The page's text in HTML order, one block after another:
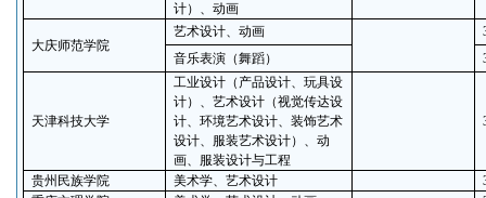
计）、动画
大庆师范学院
艺术设计、动画
音乐表演（舞蹈）
天津科技大学
工业设计（产品设计、玩具设
计）、艺术设计（视觉传达设
计、环境艺术设计、装饰艺术
设计、服装艺术设计）、动
画、服装设计与工程
贵州民族学院 美术学、艺术设计